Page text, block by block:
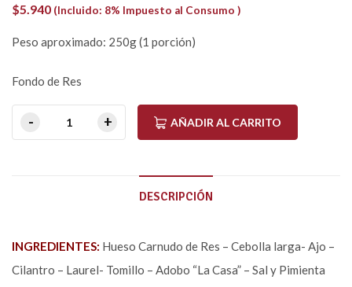
$5.940 (Incluido: 8% Impuesto al Consumo )
Peso aproximado: 250g (1 porción)
Fondo de Res
AÑADIR AL CARRITO
DESCRIPCIÓN
INGREDIENTES: Hueso Carnudo de Res – Cebolla larga- Ajo –
Cilantro – Laurel- Tomillo – Adobo “La Casa” – Sal y Pimienta